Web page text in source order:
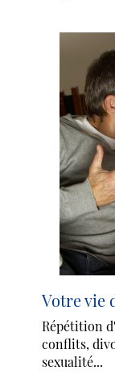
Votre vie
Répétition
conflits,
sexualité...